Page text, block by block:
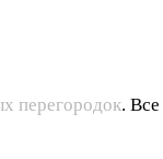
перегородок. Все